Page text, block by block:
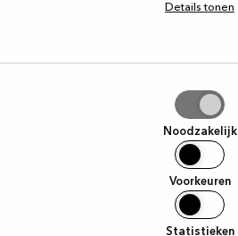
Details tonen
Noodzakelijk
Voorkeuren
Statistieken